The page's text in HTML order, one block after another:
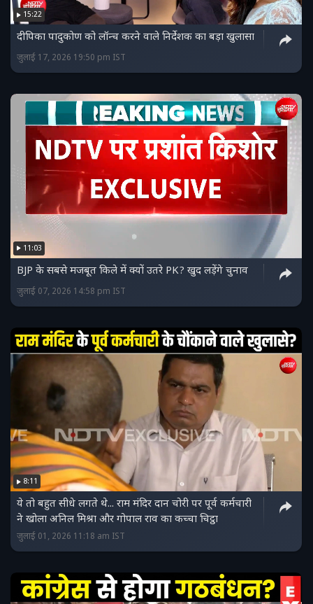
15:22
दीपिका पादुकोण को लॉन्च करने वाले निर्देशक का बड़ा खुलासा
जुलाई 17, 2026 19:50 pm IST
11:03
BJP के सबसे मजबूत किले में क्यों उतरे PK? खुद लड़ेंगे चुनाव
जुलाई 07, 2026 14:58 pm IST
8:11
ये तो बहुत सीधे लगते थे... राम मंदिर दान चोरी पर पूर्व कर्मचारी
ने खोला अनिल मिश्रा और गोपाल राव का कच्चा चिट्ठा
जुलाई 01, 2026 11:18 am IST